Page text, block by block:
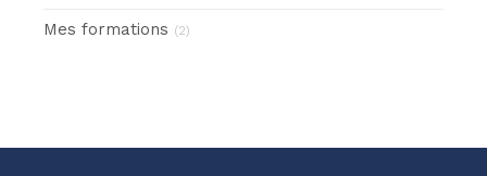
Mes formations (2)